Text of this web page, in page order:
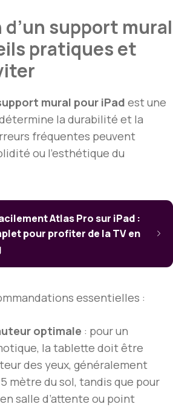
support mural
pratiques et
mural pour iPad est une
la durabilité et la
fréquentes peuvent
ou l’esthétique du
Atlas Pro sur iPad :
pour profiter de la TV en
essentielles :
optimale : pour un
la tablette doit être
des yeux, généralement
mètre du sol, tandis que pour
salle d’attente ou point